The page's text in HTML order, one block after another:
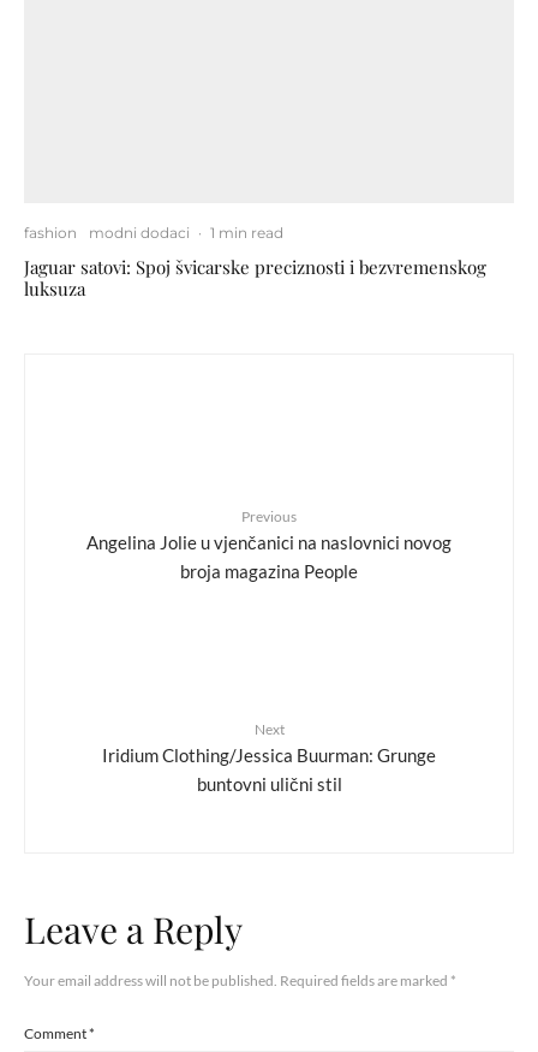
fashion modni dodaci · 1 min read
Jaguar satovi: Spoj švicarske preciznosti i bezvremenskog
luksuza
Previous
Angelina Jolie u vjenčanici na naslovnici novog
broja magazina People
Next
Iridium Clothing/Jessica Buurman: Grunge
buntovni ulični stil
Leave a Reply
Your email address will not be published. Required fields are marked *
Comment*